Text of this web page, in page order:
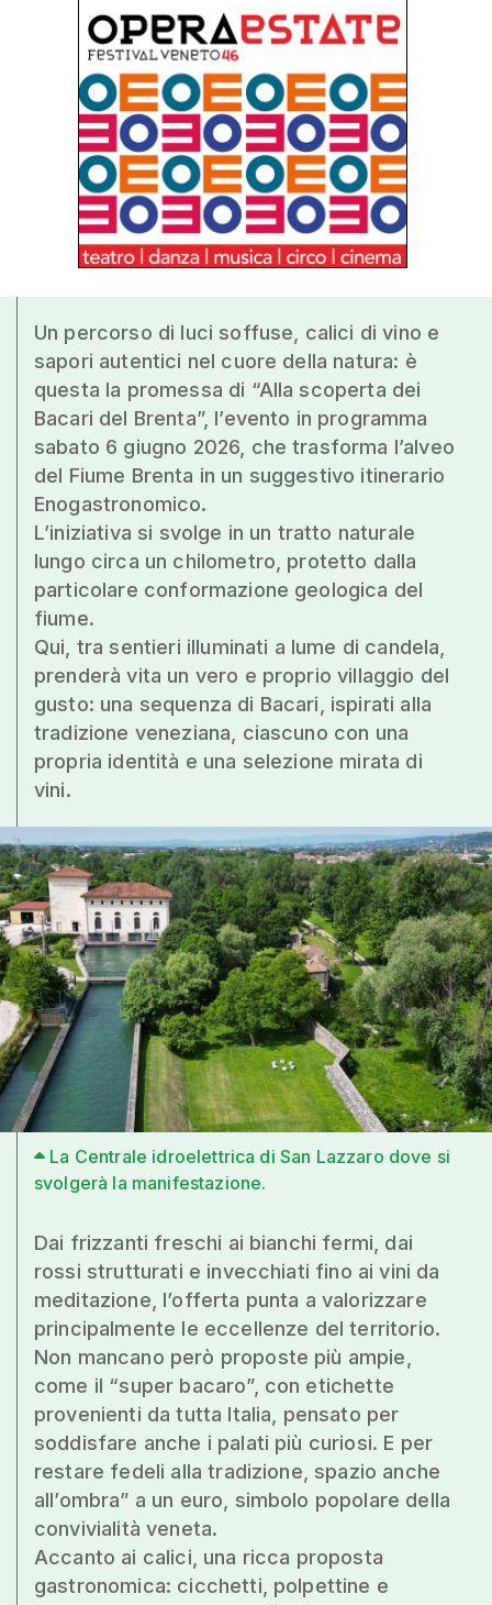
Un percorso di luci soffuse, calici di vino e
sapori autentici nel cuore della natura: è
questa la promessa di “Alla scoperta dei
Bacari del Brenta”, l’evento in programma
sabato 6 giugno 2026, che trasforma l’alveo
del Fiume Brenta in un suggestivo itinerario
Enogastronomico.
L’iniziativa si svolge in un tratto naturale
lungo circa un chilometro, protetto dalla
particolare conformazione geologica del
fiume.
Qui, tra sentieri illuminati a lume di candela,
prenderà vita un vero e proprio villaggio del
gusto: una sequenza di Bacari, ispirati alla
tradizione veneziana, ciascuno con una
propria identità e una selezione mirata di
vini.
La Centrale idroelettrica di San Lazzaro dove si
svolgerà la manifestazione.
Dai frizzanti freschi ai bianchi fermi, dai
rossi strutturati e invecchiati fino ai vini da
meditazione, l’offerta punta a valorizzare
principalmente le eccellenze del territorio.
Non mancano però proposte più ampie,
come il “super bacaro”, con etichette
provenienti da tutta Italia, pensato per
soddisfare anche i palati più curiosi. E per
restare fedeli alla tradizione, spazio anche
all’ombra” a un euro, simbolo popolare della
convivialità veneta.
Accanto ai calici, una ricca proposta
gastronomica: cicchetti, polpettine e